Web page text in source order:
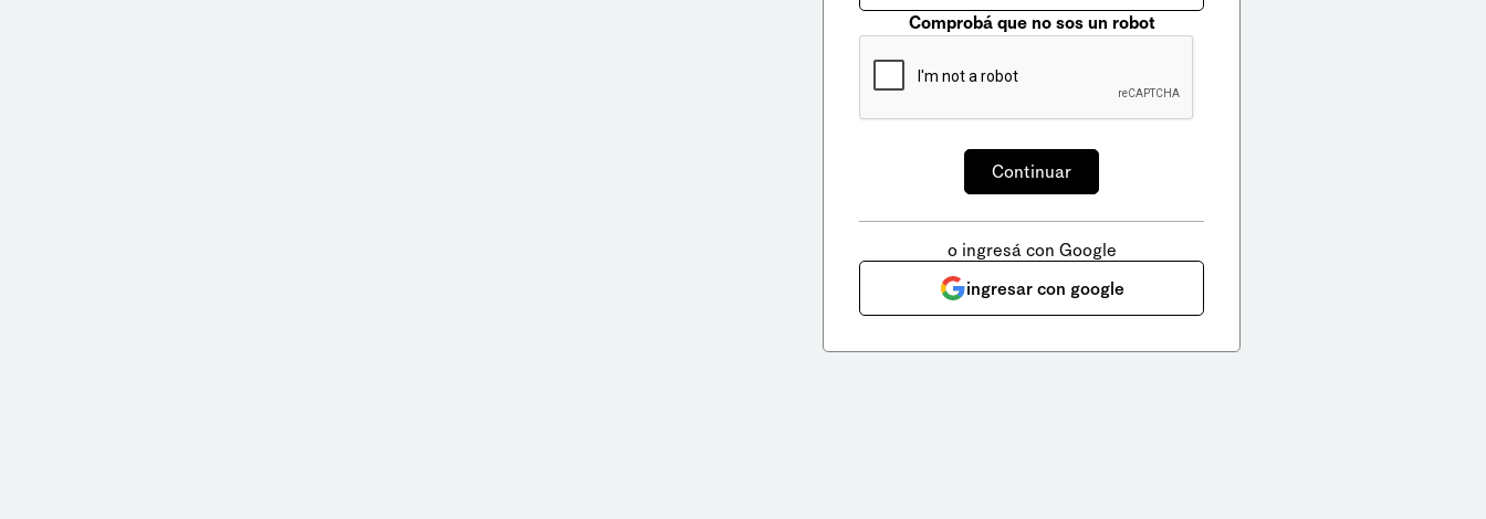
Comprobá que no sos un robot
o ingresá con Google
ingresar con google